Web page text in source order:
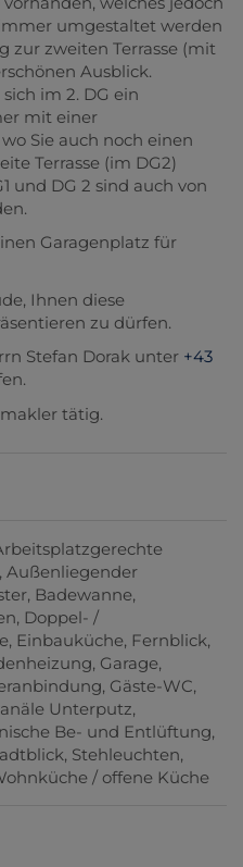
umgestaltet werden
zur zweiten Terrasse (mit
Ausblick.
im 2. DG ein
mit einer
Sie auch noch einen
Terrasse (im DG2)
und DG 2 sind auch von
Garagenplatz für
Ihnen diese
zu dürfen.
Stefan Dorak unter +43
tätig.
Außenliegender
Badewanne
Doppel- /
Einbauküche Fernblick
Garage
Gäste-WC
Unterputz
Be- und Entlüftung
Stehleuchten
/ offene Küche